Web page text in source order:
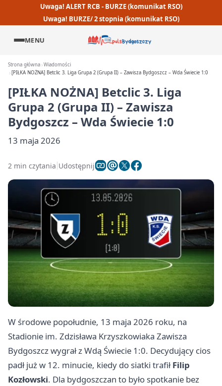
Uwaga! ALERT RCB - BURZE (komunikat RSO)
Uwaga! BURZE/ 2 stopnia (komunikat RSO)
MENU
Strona główna Wiadomości
[PIŁKA NOŻNA] Betclic 3. Liga Grupa 2 (Grupa II) – Zawisza Bydgoszcz – Wda Świecie 1:0
[PIŁKA NOŻNA] Betclic 3. Liga
Grupa 2 (Grupa II) – Zawisza
Bydgoszcz – Wda Świecie 1:0
13 maja 2026
2 min czytania Udostępnij
W środowe popołudnie, 13 maja 2026 roku, na
Stadionie im. Zdzisława Krzyszkowiaka Zawisza
Bydgoszcz wygrał z Wdą Świecie 1:0. Decydujący cios
padł już w 12. minucie, kiedy do siatki trafiłFilip
Kozłowski. Dla bydgoszczan to było spotkanie bez